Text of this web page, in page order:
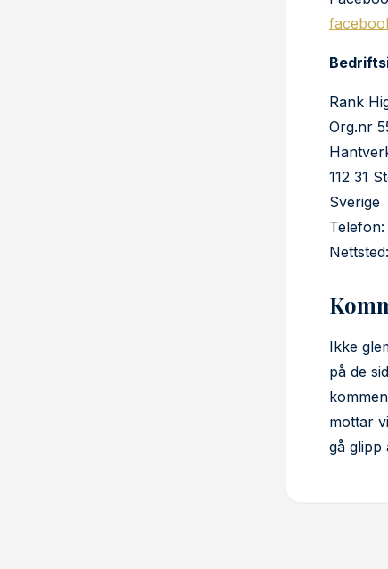
Rank
Org.nr
112 31
Sverige
Nettsted:
Ikke
på de
mottar
gå glipp